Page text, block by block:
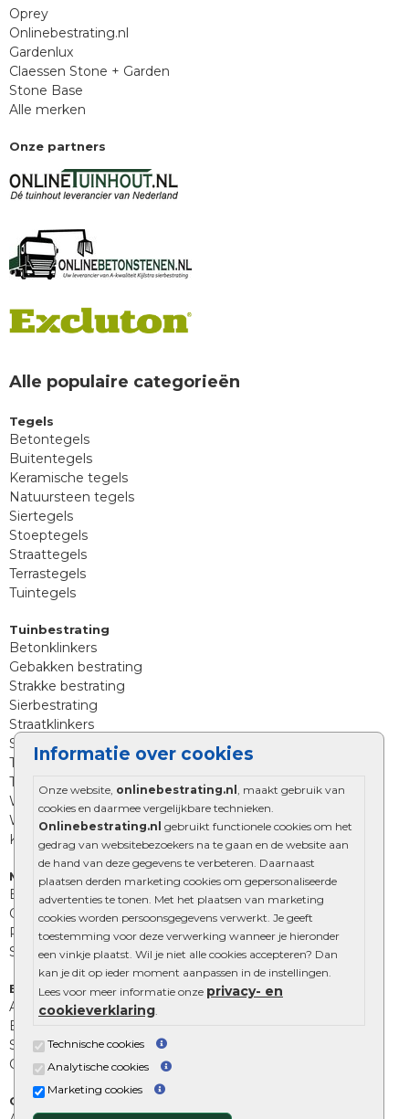
Informatie over cookies
Onze website, onlinebestrating.nl , maakt gebruik van
cookies en daarmee vergelijkbare technieken.
Onlinebestrating.nl gebruikt functionele cookies om het
gedrag van websitebezoekers na te gaan en de website aan
de hand van deze gegevens te verbeteren. Daarnaast
plaatsen derden marketing cookies om gepersonaliseerde
advertenties te tonen. Met het plaatsen van marketing
cookies worden persoonsgegevens verwerkt. Je geeft
toestemming voor deze verwerking wanneer je hieronder
een vinkje plaatst. Wil je niet alle cookies accepteren? Dan
kan je dit op ieder moment aanpassen in de instellingen.
Lees voor meer informatie onze privacy- en
cookieverklaring.
Technische cookies
Analytische cookies
Marketing cookies
Oprey
Onlinebestrating.nl
Gardenlux
Claessen Stone + Garden
Stone Base
Alle merken
Onze partners
Alle populaire categorieën
Tegels
Betontegels
Buitentegels
Keramische tegels
Natuursteen tegels
Siertegels
Stoeptegels
Straattegels
Terrastegels
Tuintegels
Tuinbestrating
Betonklinkers
Gebakken bestrating
Strakke bestrating
Sierbestrating
Straatklinkers
Straatstenen
Trommelstenen
Tuinstenen
Waalformaat
Wildverband bestrating
Kingstones
Muurelementen
Betonbielzen
Opsluitbanden
Palissades
Stapelblokken
Extra benodigdheden
Afwatering en diversen
Beplantings en betonelementen
Split, grind en zand
Oprit tegels
Overig